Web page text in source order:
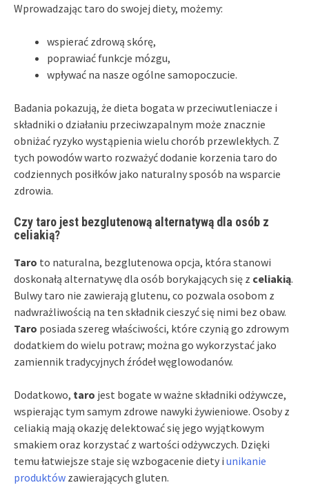
Wprowadzając taro do swojej diety, możemy:
wspierać zdrową skórę,
poprawiać funkcje mózgu,
wpływać na nasze ogólne samopoczucie.
Badania pokazują, że dieta bogata w przeciwutleniacze i
składniki o działaniu przeciwzapalnym może znacznie
obniżać ryzyko wystąpienia wielu chorób przewlekłych. Z
tych powodów warto rozważyć dodanie korzenia taro do
codziennych posiłków jako naturalny sposób na wsparcie
zdrowia.
Czy taro jest bezglutenową alternatywą dla osób z
celiakią?
Taro to naturalna, bezglutenowa opcja, która stanowi
doskonałą alternatywę dla osób borykających się z celiakią.
Bulwy taro nie zawierają glutenu, co pozwala osobom z
nadwrażliwością na ten składnik cieszyć się nimi bez obaw.
Taro posiada szereg właściwości, które czynią go zdrowym
dodatkiem do wielu potraw; można go wykorzystać jako
zamiennik tradycyjnych źródeł węglowodanów.
Dodatkowo, taro jest bogate w ważne składniki odżywcze,
wspierając tym samym zdrowe nawyki żywieniowe. Osoby z
celiakią mają okazję delektować się jego wyjątkowym
smakiem oraz korzystać z wartości odżywczych. Dzięki
temu łatwiejsze staje się wzbogacenie diety i unikanie
produktów zawierających gluten.